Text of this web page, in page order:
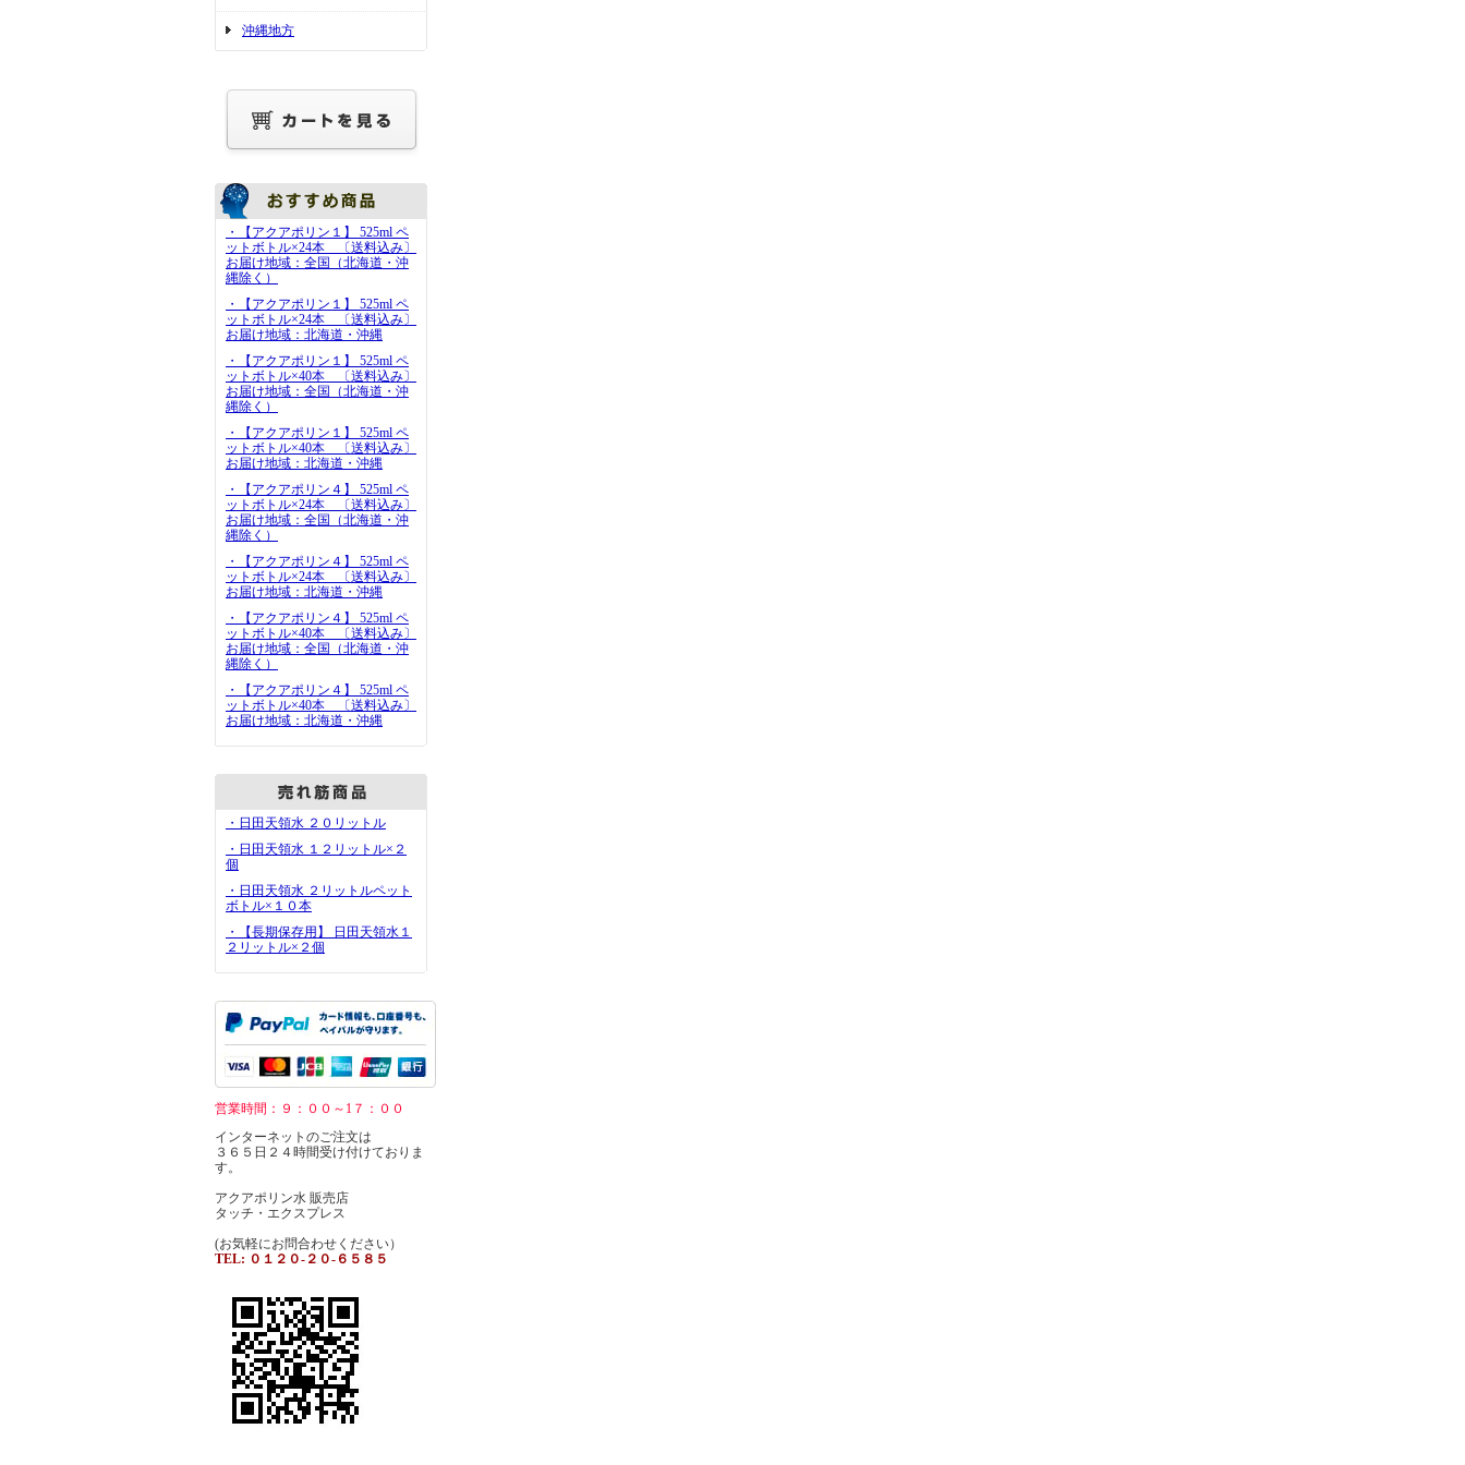
沖縄地方
・【アクアポリン１】 525ml ペ
ットボトル×24本 〔送料込み〕
お届け地域：全国（北海道・沖
縄除く）
・【アクアポリン１】 525ml ペ
ットボトル×24本 〔送料込み〕
お届け地域：北海道・沖縄
・【アクアポリン１】 525ml ペ
ットボトル×40本 〔送料込み〕
お届け地域：全国（北海道・沖
縄除く）
・【アクアポリン１】 525ml ペ
ットボトル×40本 〔送料込み〕
お届け地域：北海道・沖縄
・【アクアポリン４】 525ml ペ
ットボトル×24本 〔送料込み〕
お届け地域：全国（北海道・沖
縄除く）
・【アクアポリン４】 525ml ペ
ットボトル×24本 〔送料込み〕
お届け地域：北海道・沖縄
・【アクアポリン４】 525ml ペ
ットボトル×40本 〔送料込み〕
お届け地域：全国（北海道・沖
縄除く）
・【アクアポリン４】 525ml ペ
ットボトル×40本 〔送料込み〕
お届け地域：北海道・沖縄
・日田天領水 ２０リットル
・日田天領水 １２リットル×２
個
・日田天領水 ２リットルペット
ボトル×１０本
・【長期保存用】 日田天領水１
２リットル×２個
営業時間：９：００～1７：００
インターネットのご注文は
３６５日２４時間受け付けておりま
す。
アクアポリン水 販売店
タッチ・エクスプレス
(お気軽にお問合わせください）
TEL: ０１２０-２０-６５８５